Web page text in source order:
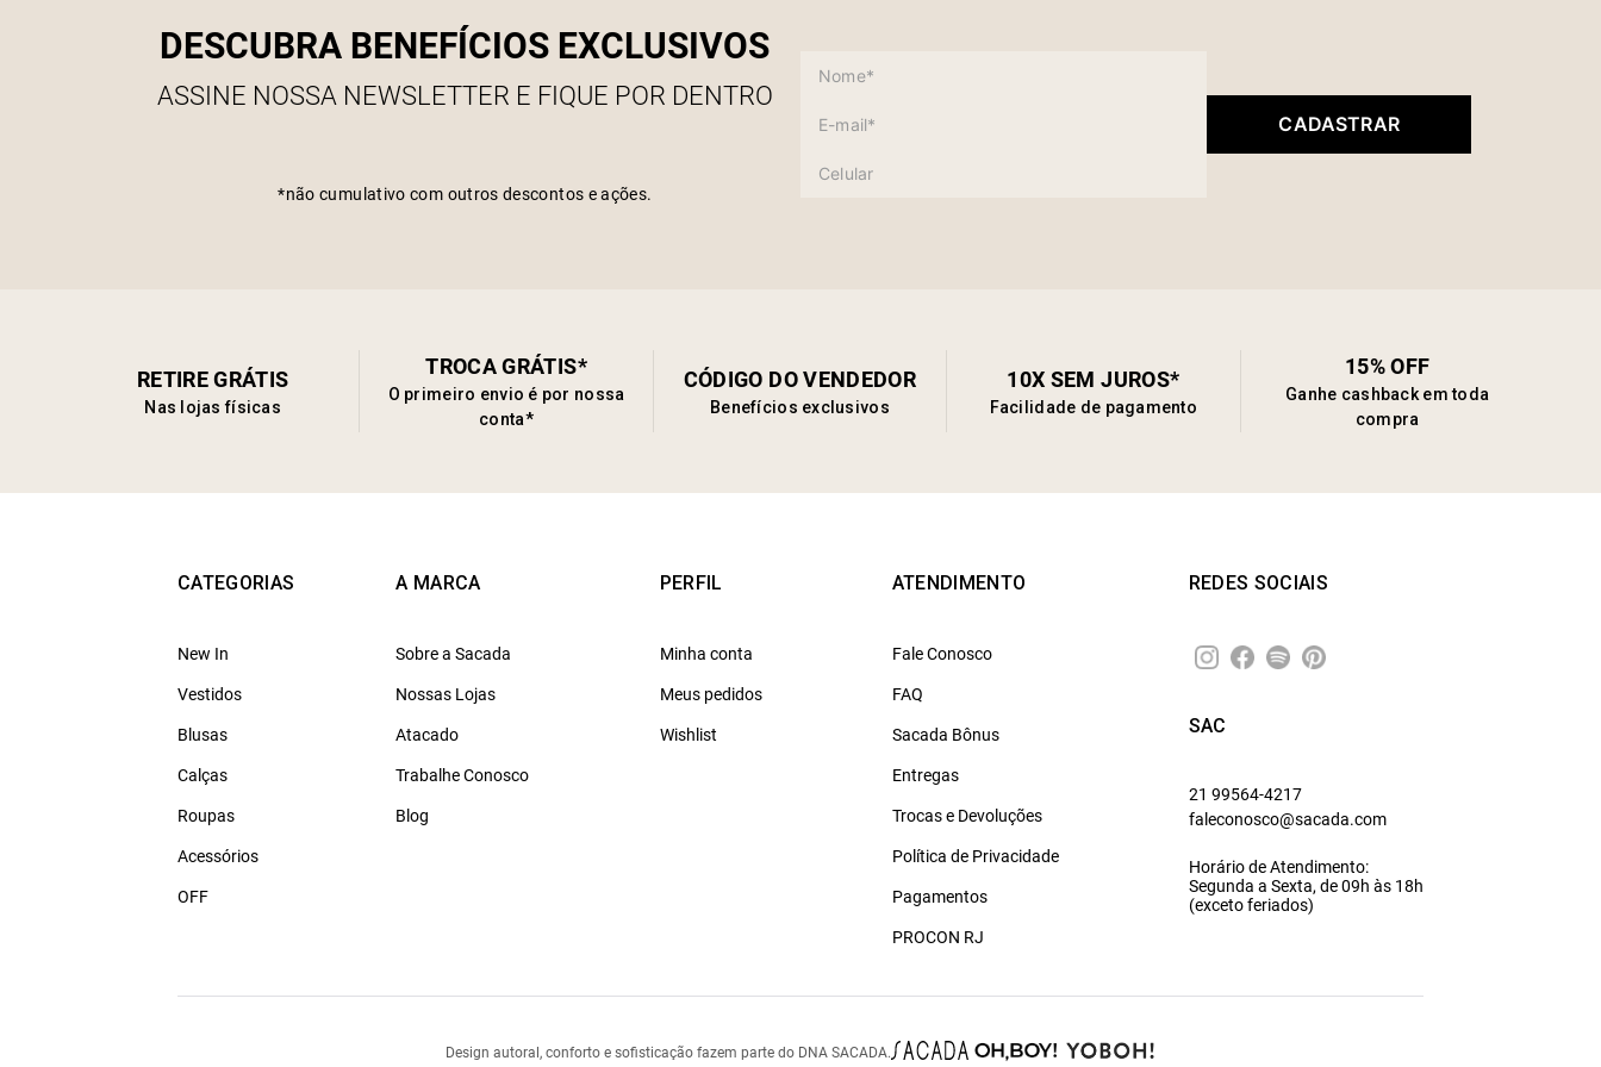
DESCUBRA BENEFÍCIOS EXCLUSIVOS
ASSINE NOSSA NEWSLETTER E FIQUE POR DENTRO
*não cumulativo com outros descontos e ações.
CADASTRAR
RETIRE GRÁTIS
Nas lojas físicas
TROCA GRÁTIS*
O primeiro envio é por nossa
conta*
CÓDIGO DO VENDEDOR
Benefícios exclusivos
10X SEM JUROS*
Facilidade de pagamento
15% OFF
Ganhe cashback em toda
compra
CATEGORIAS
New In
Vestidos
Blusas
Calças
Roupas
Acessórios
OFF
A MARCA
Sobre a Sacada
Nossas Lojas
Atacado
Trabalhe Conosco
Blog
PERFIL
Minha conta
Meus pedidos
Wishlist
ATENDIMENTO
Fale Conosco
FAQ
Sacada Bônus
Entregas
Trocas e Devoluções
Política de Privacidade
Pagamentos
PROCON RJ
REDES SOCIAIS
SAC
21 99564-4217
faleconosco@sacada.com
Horário de Atendimento:
Segunda a Sexta, de 09h às 18h
(exceto feriados)
Design autoral, conforto e sofisticação fazem parte do DNA SACADA.